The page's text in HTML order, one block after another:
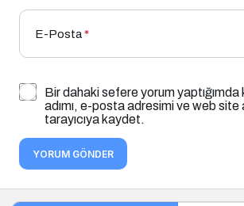
E-Posta*
Bir dahaki sefere yorum yaptığımda
adımı, e-posta adresimi ve web site
tarayıcıya kaydet.
YORUM GÖNDER